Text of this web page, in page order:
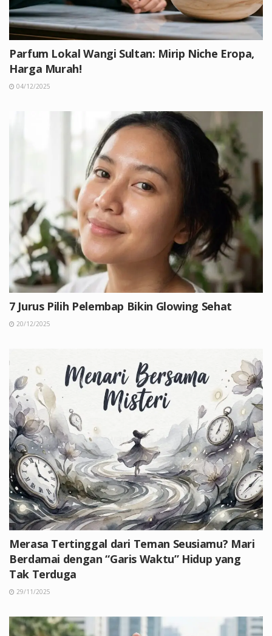
Parfum Lokal Wangi Sultan: Mirip Niche Eropa,
Harga Murah!
04/12/2025
7 Jurus Pilih Pelembap Bikin Glowing Sehat
20/12/2025
Merasa Tertinggal dari Teman Seusiamu? Mari
Berdamai dengan “Garis Waktu” Hidup yang
Tak Terduga
29/11/2025